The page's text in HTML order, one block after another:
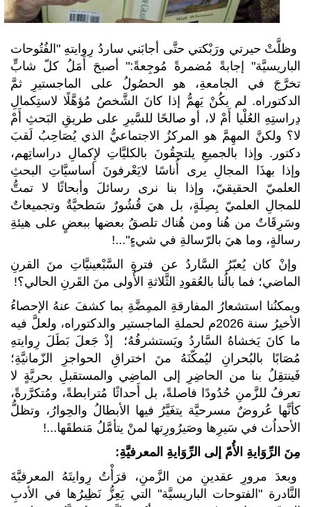
وظلَّتْ حيرتي ورَبْكتي حتَّى أجابَني ساردُ رِوايتهِ "الفُتُوحات
الباريسيَّة" إجابةً مُضمرةً مُوجِعةً:" أصبحَ أَمَلُ كلّ شابٍّ
تخرَّجَ في الجامعةِ، هو الحصُولُ على الماجستيرِ ثمَّ
الدكتوراه. لم يكُنْ يَهمُّ إذا كانَ الشَّخصُ مُؤهَّلًا لاستِكمالِ
دِراستِهِ العُلْيا أَمْ لا، أو صالحًا للسَّيرِ على طريقِ البَحثِ أَمْ
لا؟ ولكنَّ المهِمَّ هو المركزُ الاجتماعيُّ الذي يُصَاحِبُ لَقبَ
دكتور. وإذا بالجميعِ يلتحِقُونَ بالكليَّاتِ لإِكمالِ دراساتِهم،
وإذا بهذَا المجالِ يرى أُناسًا لايَعْرفونَ أساسيَّاتِ البحثِ
العلميّ الحقيقيّ، وإذا بنا نرى رسائلَ وأبحاثًا لا تمتُّ
للمجالِ العلميّ بِصِلَةٍ، بل هيَ قُشُورٌ سَطحيَّةٌ وتجميعاتٌ
وسَرِقَاتٌ من هُنا ومن هُناك تلصقُ بعضها ببعضٍ على هيئةِ
رسالةٍ، وما هيَ بالرّسالةِ في شيءٍ"...!
وإنْ كان يُعبّرُ السَّاردُ عن فترةِ السَّبْعينيَّاتِ منَ القرنِ
الماضي؛ فما بالُنا بالعُقودِ الثَّلاثةِ الأُولى منَ القَرنِ الحالي؟!
ويمكنُنا استشعارُ المفارقةِ الممِضَّةِ بما كشفَ عنهُ الإحصاءُ
الأخيرُ سنة 2026م لحملةِ الماجستير والدكتوراه، ولعلَّ فيه
ما كانَ يَخشاهُ السَّاردُ ويَستشرفُهُ؛ إذْ جَعلَ بَطَلَ رِوايتهِ
مُصَابًا بالبُحرانِ ليُمكّنَهُ منَ اختراقِ الحواجزِ الزّمانيَّةِ؛
فَينتقِلُ بنا من الحاضِرِ إلى الماضِي والمستقبلِ بحريَّةٍ لا
تعرفُ للزَّمنِ حُدُودًا فاصلةً، بل أَحداثًا مُترابطةً، ومُتكرَّرةً،
كأنَّها عُروضٌ مسرحيَّة يتغَيَّرُ فيها الأبطالُ والحِوارُ، وتظلُّ
الأحداُث في سَيرِها وصَيرُورِتها لمنْ يتأمَّلُ مَنطقَها...!
مِنَ الرِّوَايةِ الأُمّ إلى الرِّوَايةِ المعرفيَّةِ:
وبعدَ مرورِ عقدينِ من الزَّمنِ، قرَأْتُ رِوايتَهُ المعرفيَّةَ
النَّادرة "الفتوحات الباريسيَّة" التي يَعِزُّ نَظِيرُها في الأدبِ